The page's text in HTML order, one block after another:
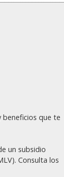
que te
un subsidio
Consulta los